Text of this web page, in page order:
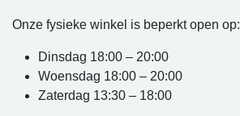
Onze fysieke winkel is beperkt open op:
Dinsdag 18:00 – 20:00
Woensdag 18:00 – 20:00
Zaterdag 13:30 – 18:00